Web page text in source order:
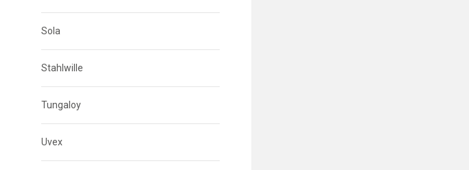
Sola
Stahlwille
Tungaloy
Uvex